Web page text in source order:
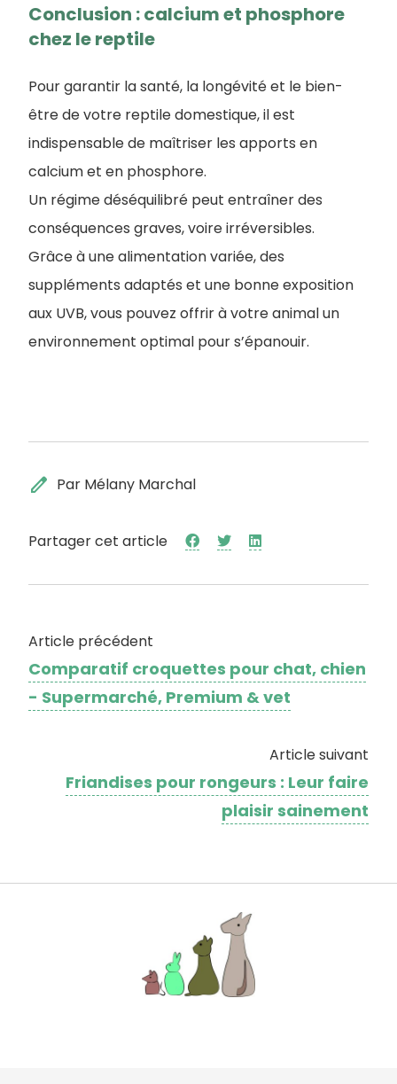
Conclusion : calcium et phosphore
chez le reptile
Pour garantir la santé, la longévité et le bien-
être de votre reptile domestique, il est
indispensable de maîtriser les apports en
calcium et en phosphore.
Un régime déséquilibré peut entraîner des
conséquences graves, voire irréversibles.
Grâce à une alimentation variée, des
suppléments adaptés et une bonne exposition
aux UVB, vous pouvez offrir à votre animal un
environnement optimal pour s’épanouir.
edit Par Mélany Marchal
Partager cet article
Article précédent
Comparatif croquettes pour chat, chien
- Supermarché, Premium & vet
Article suivant
Friandises pour rongeurs : Leur faire
plaisir sainement